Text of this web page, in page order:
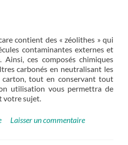
contient des « zéolithes » qui
contaminantes externes et
Ainsi, ces composés chimiques
carbonés en neutralisant les
carton, tout en conservant tout
utilisation vous permettra de
votre sujet.
Laisser un commentaire